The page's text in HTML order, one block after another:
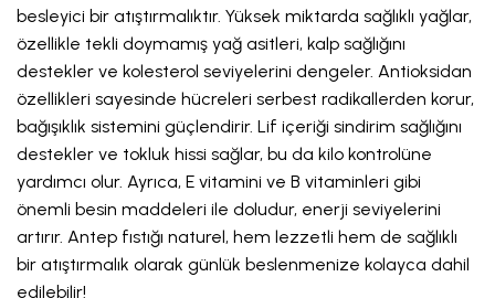
besleyici bir atıştırmalıktır. Yüksek miktarda sağlıklı yağlar,
özellikle tekli doymamış yağ asitleri, kalp sağlığını
destekler ve kolesterol seviyelerini dengeler. Antioksidan
özellikleri sayesinde hücreleri serbest radikallerden korur,
bağışıklık sistemini güçlendirir. Lif içeriği sindirim sağlığını
destekler ve tokluk hissi sağlar, bu da kilo kontrolüne
yardımcı olur. Ayrıca, E vitamini ve B vitaminleri gibi
önemli besin maddeleri ile doludur, enerji seviyelerini
artırır. Antep fıstığı naturel, hem lezzetli hem de sağlıklı
bir atıştırmalık olarak günlük beslenmenize kolayca dahil
edilebilir!